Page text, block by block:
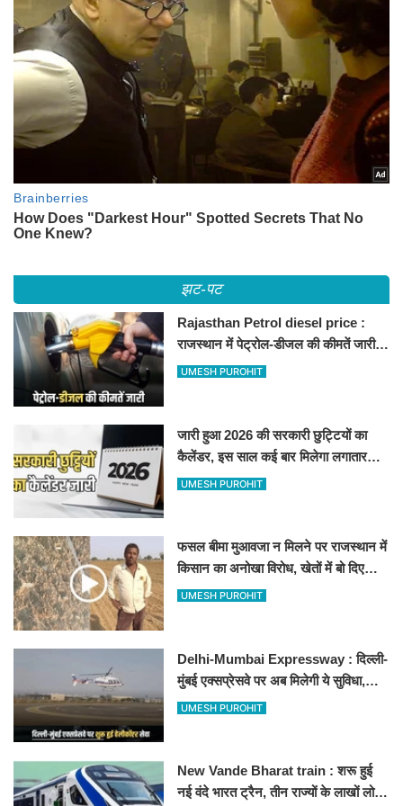
झट-पट
Rajasthan Petrol diesel price :
राजस्थान में पेट्रोल-डीजल की कीमतें जारी,
जानिए बीकानेर समेत पुरे प्रदेश में नए रेट
UMESH PUROHIT
जारी हुआ 2026 की सरकारी छुट्टियों का
कैलेंडर, इस साल कई बार मिलेगा लगातार
अवकाश, देखें
UMESH PUROHIT
फसल बीमा मुआवजा न मिलने पर राजस्थान में
किसान का अनोखा विरोध, खेतों में बो दिए
500-500 रुपए के नोट, वीडियो वायरल
UMESH PUROHIT
Delhi-Mumbai Expressway : दिल्ली-
मुंबई एक्सप्रेसवे पर अब मिलेगी ये सुविधा,
हेलीकॉप्टर सर्विस से तुरंत घायल पहुंचेगा
UMESH PUROHIT
New Vande Bharat train : शरू हुई
नई वंदे भारत ट्रैन, तीन राज्यों के लाखों लोगों